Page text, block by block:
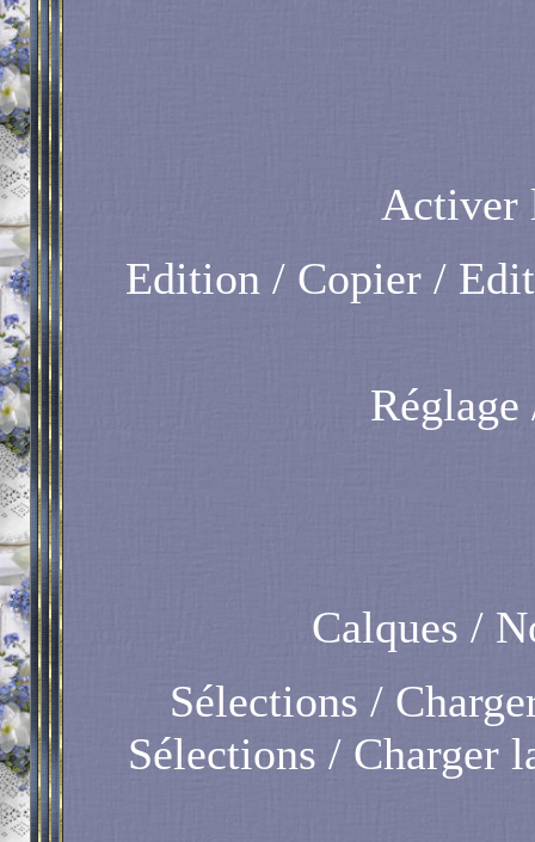
Activer
Edition / Copier /
Calques /
Sélections /
Sélections / Charger